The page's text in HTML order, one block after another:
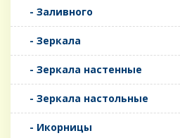
- Заливного
- Зеркала
- Зеркала настенные
- Зеркала настольные
- Икорницы